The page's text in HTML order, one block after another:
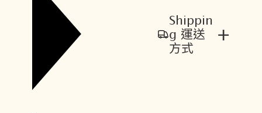
Shippin
g 運送
方式
+